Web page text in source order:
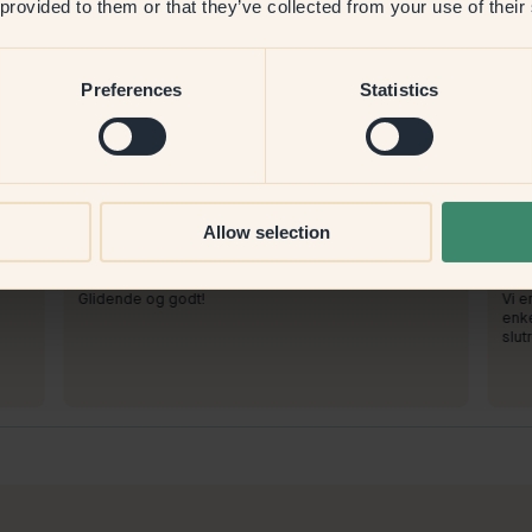
to them or that they’ve collected from your use of
Preferences Statistics
Allow selection
De gik strålende, en meget fin lys rosa, der er lidt
Glidende og godt!
Vi
Vi